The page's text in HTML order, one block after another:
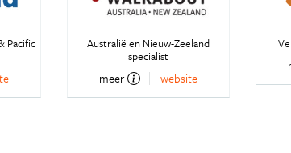
Pacific
Australië en Nieuw-Zeeland
specialist
meer website